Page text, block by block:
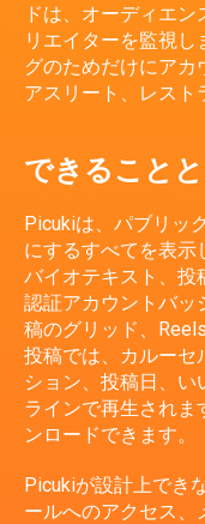
ドは、オーディエ
リエイターを監視
グのためだけにアカ
アスリート、レスト
できること
Picukiは、パブリッ
にするすべてを表示
バイオテキスト、投
認証アカウントバッ
稿のグリッド、
投稿では、カルーセ
ション、投稿日、
ラインで再生されま
ンロードできます。
Picukiが設計上でき
ールへのアクセス、